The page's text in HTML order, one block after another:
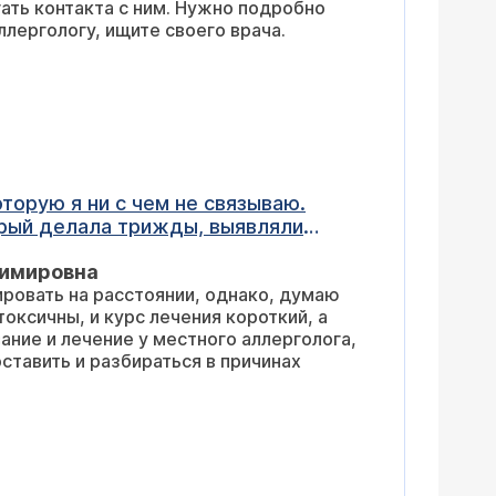
контакта с ним. Нужно подробно
ищите своего врача.
я ни с чем не связываю.
делала трижды, выявляли
в больницу, ставили отек
которые пью вторую
Иногда ощущаю боли в правом
В общем повышены
кроме токсокароза -
врачу обратиться. Есть ли
на продукты, ни на пыльцу
ли такое незначительное
ежедневно, мне страшно
на расстоянии, однако, думаю
и курс лечения короткий, а
и разбираться в причинах